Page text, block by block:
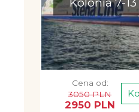
Cena od:
3050 PLN
2950 PLN